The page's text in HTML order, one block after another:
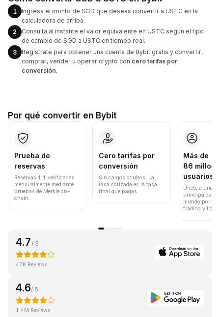
1
Ingresa el monto de SGD que deseas convertir a USTC en la
calculadora de arriba.
2
Consulta al instante el valor equivalente en USTC según el tipo
de cambio de SGD a USTC en tiempo real.
3
Regístrate para obtener una cuenta de Bybit gratis y convertir,
comprar, vender u operar crypto con cero tarifas por
conversión.
Por qué convertir en Bybit
Prueba de
reservas
Reservas 1:1 verificadas
mensualmente mediante
pruebas de Merkle on-
chain.
Cero tarifas por
conversión
Sin cargos ocultos. La
tasa cotizada es la tasa
final que pagas.
Más de
86
usuarios
Únete a uno
principales
mundo por
trading y
4.7 / 5
47K Reviews
4.6/ 5
1.4M Reviews